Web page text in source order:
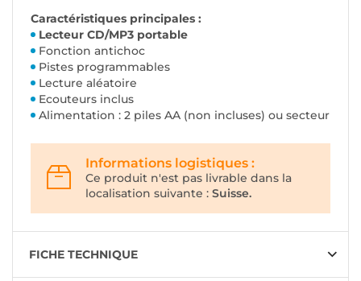
Caractéristiques principales :
Lecteur CD/MP3 portable
Fonction antichoc
Pistes programmables
Lecture aléatoire
Ecouteurs inclus
Alimentation : 2 piles AA (non incluses) ou secteur
Informations logistiques :
Ce produit n'est pas livrable dans la
localisation suivante : Suisse.
FICHE TECHNIQUE